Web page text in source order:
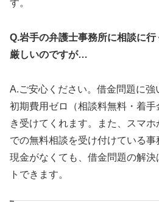
す。
Q.岩手の弁護士事務所に相談に
厳しいのですが…
A.ご安心ください。借金問題に強
初期費用ゼロ（相談料無料・着手
き受けてくれます。また、スマ
での無料相談を受け付けている
現金がなくても、借金問題の解
トできます。